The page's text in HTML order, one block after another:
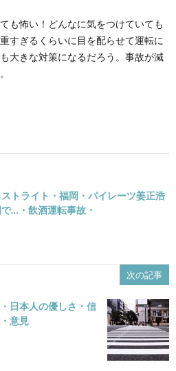
も怖い！どんなに気をつけていても
すぎるくらいに目を配らせて運転に
大きな対策になるだろう。事故が減
トライト・福岡・パイレーツ姜正浩
…・飲酒運転事故・
次の記事
日本人の優しさ・信
意見